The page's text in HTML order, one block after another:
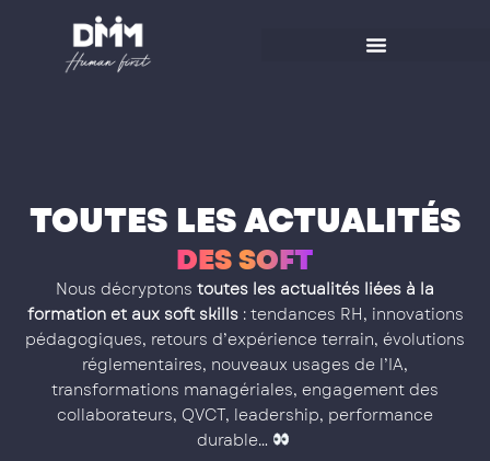
TOUTES LES ACTUALITÉS
SSOFTSK
Nous décryptons toutes les actualités liées à la
formation et aux soft skills: tendances RH, innovations
pédagogiques, retours d’expérience terrain, évolutions
réglementaires, nouveaux usages de l’IA,
transformations managériales, engagement des
collaborateurs, QVCT, leadership, performance
durable…